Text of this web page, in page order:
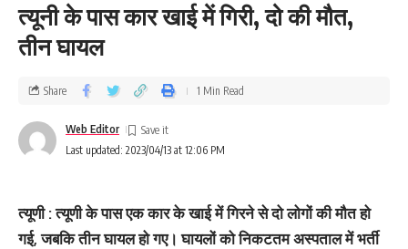
त्‍यूनी के पास कार खाई में गिरी, दो की मौत,
तीन घायल
Last updated: 2023/04/13 at 12:06 PM
Web Editor
Share 1 Min Read
त्‍यूणी : त्‍यूणी के पास एक कार के खाई में गिरने से दो लोगों की मौत हो
गई, जबकि तीन घायल हो गए। घायलों को निकटतम अस्‍पताल में भर्ती